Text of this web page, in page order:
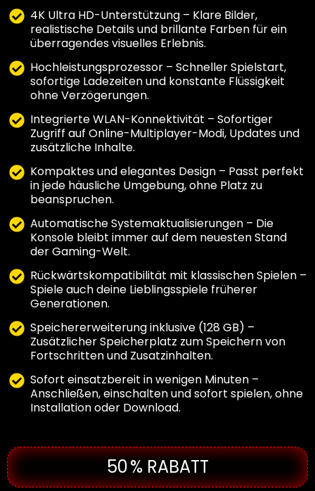
4K Ultra HD-Unterstützung – Klare Bilder,
realistische Details und brillante Farben für ein
überragendes visuelles Erlebnis.
Hochleistungsprozessor – Schneller Spielstart,
sofortige Ladezeiten und konstante Flüssigkeit
ohne Verzögerungen.
Integrierte WLAN-Konnektivität – Sofortiger
Zugriff auf Online-Multiplayer-Modi, Updates und
zusätzliche Inhalte.
Kompaktes und elegantes Design – Passt perfekt
in jede häusliche Umgebung, ohne Platz zu
beanspruchen.
Automatische Systemaktualisierungen – Die
Konsole bleibt immer auf dem neuesten Stand
der Gaming-Welt.
Rückwärtskompatibilität mit klassischen Spielen –
Spiele auch deine Lieblingsspiele früherer
Generationen.
Speichererweiterung inklusive (128 GB) –
Zusätzlicher Speicherplatz zum Speichern von
Fortschritten und Zusatzinhalten.
Sofort einsatzbereit in wenigen Minuten –
Anschließen, einschalten und sofort spielen, ohne
Installation oder Download.
50 % RABATT